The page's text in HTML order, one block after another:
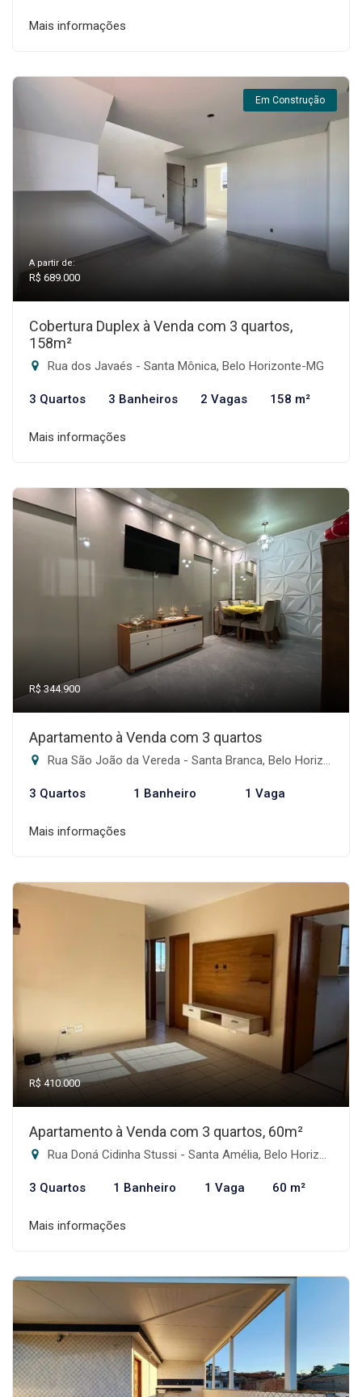
Mais informações
Em Construção
A partir de:
R$ 689.000
Cobertura Duplex à Venda com 3 quartos,
158m²
Rua dos Javaés - Santa Mônica, Belo Horizonte-MG
3 Quartos 3 Banheiros 2 Vagas 158 m²
Mais informações
R$ 344.900
Apartamento à Venda com 3 quartos
Rua São João da Vereda - Santa Branca, Belo Horizonte-MG
3 Quartos 1 Banheiro 1 Vaga
Mais informações
R$ 410.000
Apartamento à Venda com 3 quartos, 60m²
Rua Doná Cidinha Stussi - Santa Amélia, Belo Horizonte-MG
3 Quartos 1 Banheiro 1 Vaga 60 m²
Mais informações